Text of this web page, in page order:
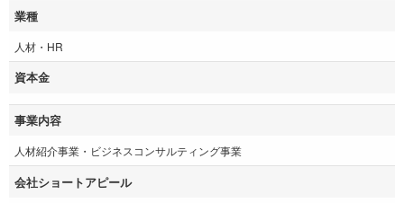
業種
人材・HR
資本金
事業内容
人材紹介事業・ビジネスコンサルティング事業
会社ショートアピール